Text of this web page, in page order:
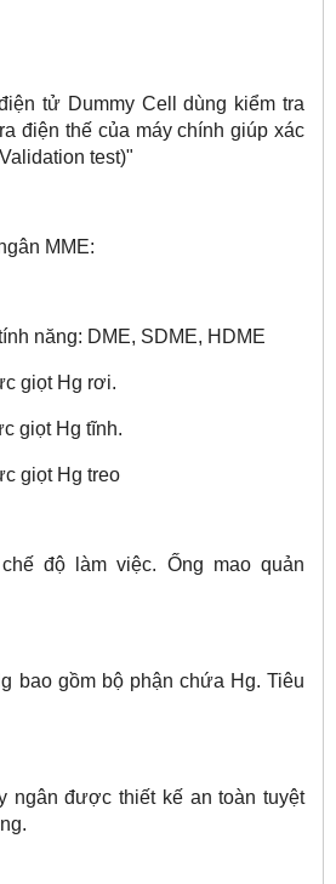
tử Dummy Cell dùng kiểm tra
điện thế của máy chính giúp xác
test)"
MME:
năng: DME, SDME, HDME
giọt Hg rơi.
giọt Hg tĩnh.
giọt Hg treo
độ làm việc. Ống mao quản
bao gồm bộ phận chứa Hg. Tiêu
ngân được thiết kế an toàn tuyệt